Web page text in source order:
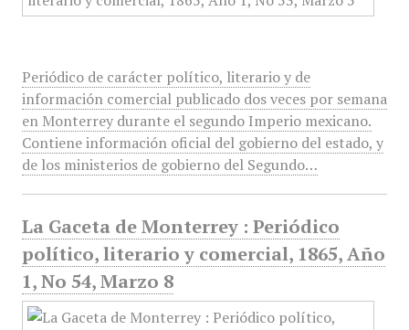
Periódico de carácter político, literario y de
información comercial publicado dos veces por semana
en Monterrey durante el segundo Imperio mexicano.
Contiene información oficial del gobierno del estado, y
de los ministerios de gobierno del Segundo…
La Gaceta de Monterrey : Periódico
político, literario y comercial, 1865, Año
1, No 54, Marzo 8